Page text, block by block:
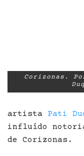
Corizonas.
artista Pati
influído
de Corizonas.